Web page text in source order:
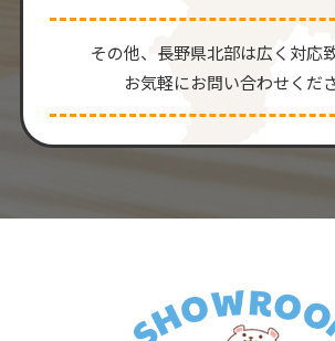
その他、⻑野県北部は広く対応
お気軽にお問い合わせくだ